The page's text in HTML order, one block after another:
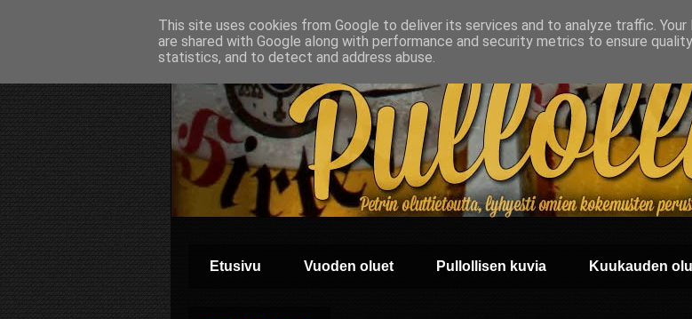
Etusivu Vuoden oluet Pullollisen kuvia Kuukauden
This site uses cookies from Google to deliver its services and to analyze traffic. Your
are shared with Google along with performance and security metrics to ensure
statistics, and to detect and address abuse.